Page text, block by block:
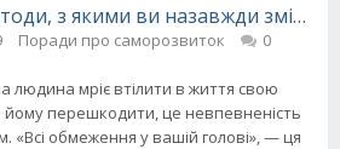
з якими ви назавжди змініть
Поради про саморозвиток 0
людина мріє втілити в життя свою
перешкодити, це невпевненість
«Всі обмеження у вашій голові», — ця